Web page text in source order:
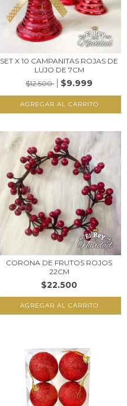
SET X 10 CAMPANITAS ROJAS DE
LUJO DE 7CM
$12.500
$9.999
CORONA DE FRUTOS ROJOS
22CM
$22.500